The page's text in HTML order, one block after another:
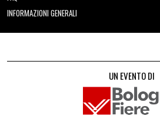
INFORMAZIONI GENERALI
UN EVENTO DI